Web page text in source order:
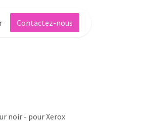
Contactez-nous
noir - pour Xerox